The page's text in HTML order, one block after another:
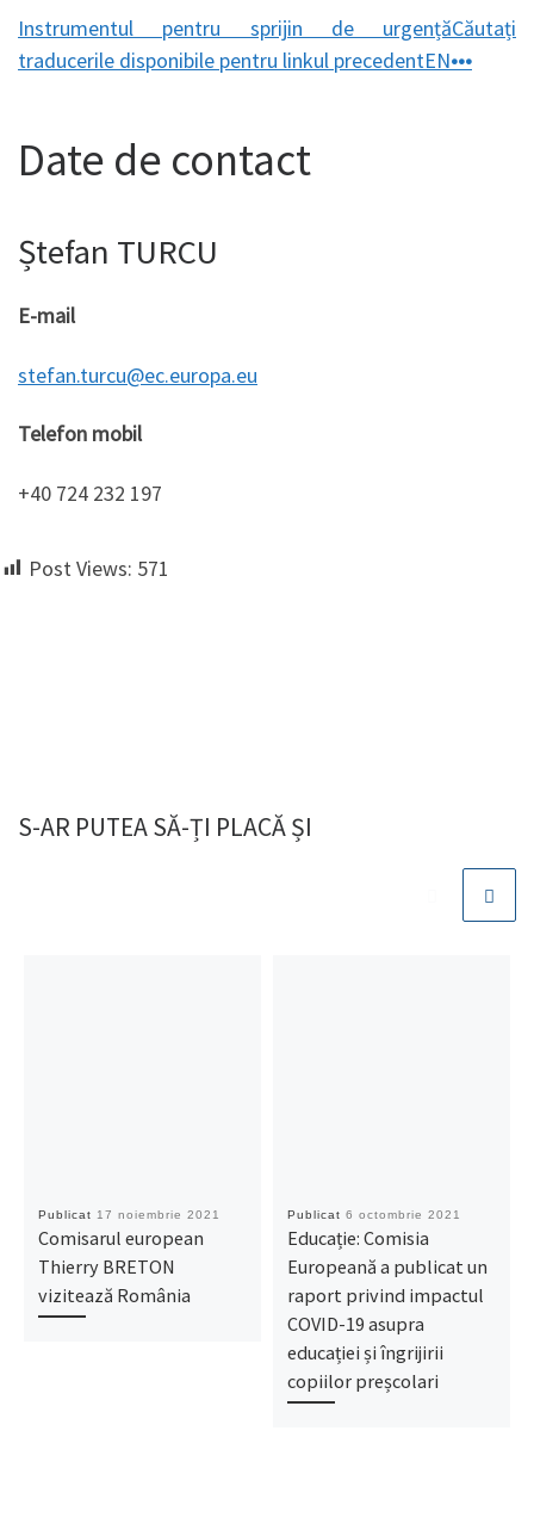
Instrumentul pentru sprijin de urgențăCăutați
traducerile disponibile pentru linkul precedentEN•••
Date de contact
Ștefan TURCU
E-mail
stefan.turcu@ec.europa.eu
Telefon mobil
+40 724 232 197
Post Views: 571
S-AR PUTEA SĂ-ȚI PLACĂ ȘI
Publicat 17 noiembrie 2021
Comisarul european
Thierry BRETON
vizitează România
Publicat 6 octombrie 2021
Educație: Comisia
Europeană a publicat un
raport privind impactul
COVID-19 asupra
educației și îngrijirii
copiilor preșcolari